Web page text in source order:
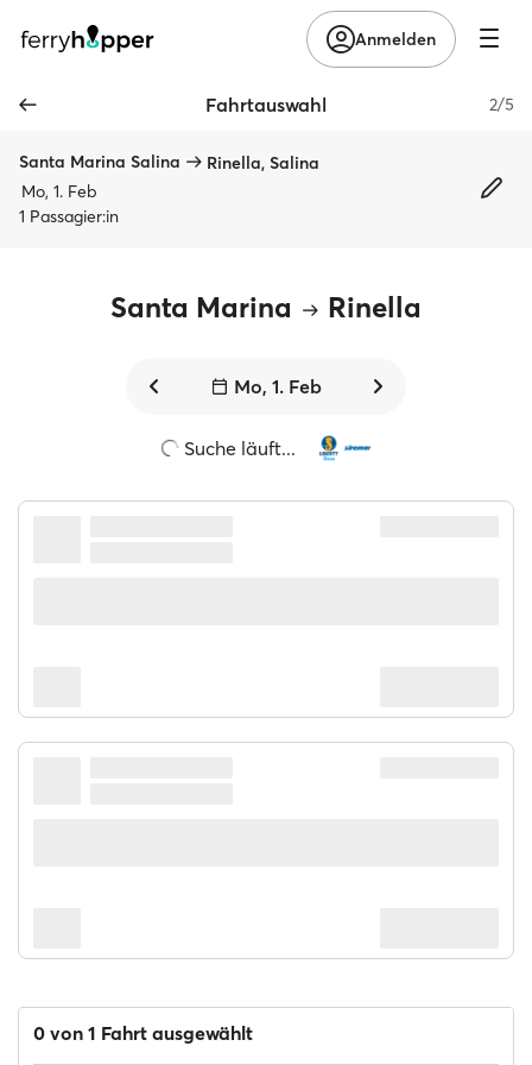
Anmelden
Fahrtauswahl 2/5
Santa Marina Salina
Rinella, Salina
Mo, 1. Feb
1 Passagier:in
Santa Marina Rinella
Mo, 1. Feb
Suche läuft...
0 von 1 Fahrt ausgewählt